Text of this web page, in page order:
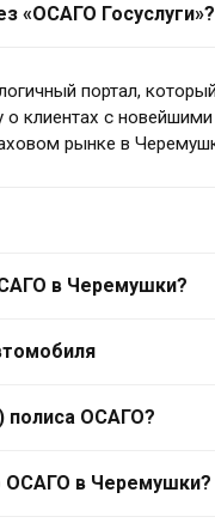
«ОСАГО Госуслуги»?
портал,
клиентах с
рынке в
в Черемушки?
полиса ОСАГО?
ОСАГО в Черемушки?